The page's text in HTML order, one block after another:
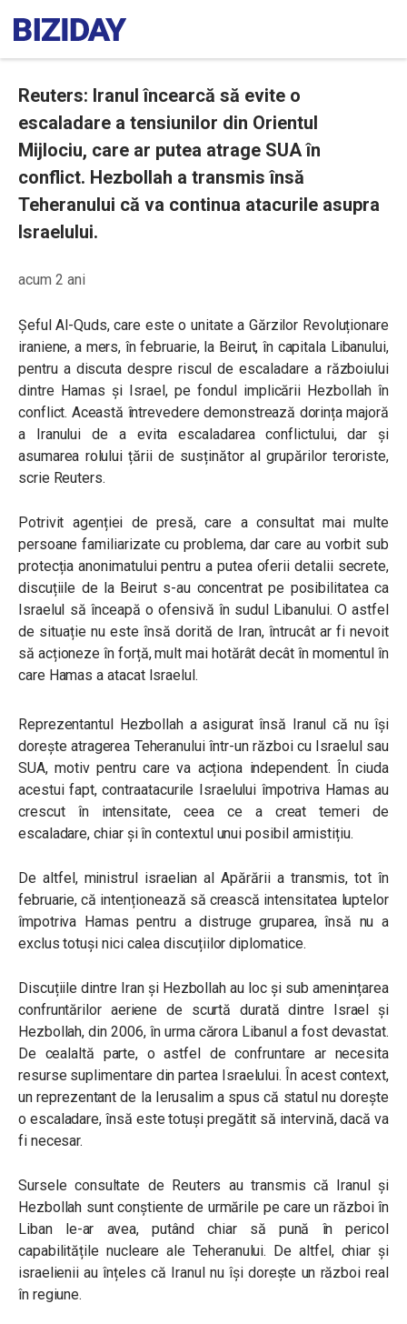
Reuters: Iranul încearcă să evite o
escaladare a tensiunilor din Orientul
Mijlociu, care ar putea atrage SUA în
conflict. Hezbollah a transmis însă
Teheranului că va continua atacurile asupra
Israelului.
acum 2 ani
Șeful Al-Quds, care este o unitate a Gărzilor Revoluționare
iraniene, a mers, în februarie, la Beirut, în capitala Libanului,
pentru a discuta despre riscul de escaladare a războiului
dintre Hamas și Israel, pe fondul implicării Hezbollah în
conflict. Această întrevedere demonstrează dorința majoră
a Iranului de a evita escaladarea conflictului, dar și
asumarea rolului țării de susținător al grupărilor teroriste,
scrie Reuters.
Potrivit agenției de presă, care a consultat mai multe
persoane familiarizate cu problema, dar care au vorbit sub
protecția anonimatului pentru a putea oferii detalii secrete,
discuțiile de la Beirut s-au concentrat pe posibilitatea ca
Israelul să înceapă o ofensivă în sudul Libanului. O astfel
de situație nu este însă dorită de Iran, întrucât ar fi nevoit
să acționeze în forță, mult mai hotărât decât în momentul în
care Hamas a atacat Israelul.
Reprezentantul Hezbollah a asigurat însă Iranul că nu își
dorește atragerea Teheranului într-un război cu Israelul sau
SUA, motiv pentru care va acționa independent. În ciuda
acestui fapt, contraatacurile Israelului împotriva Hamas au
crescut în intensitate, ceea ce a creat temeri de
escaladare, chiar și în contextul unui posibil armistițiu.
De altfel, ministrul israelian al Apărării a transmis, tot în
februarie, că intenționează să crească intensitatea luptelor
împotriva Hamas pentru a distruge gruparea, însă nu a
exclus totuși nici calea discuțiilor diplomatice.
Discuțiile dintre Iran și Hezbollah au loc și sub amenințarea
confruntărilor aeriene de scurtă durată dintre Israel și
Hezbollah, din 2006, în urma cărora Libanul a fost devastat.
De cealaltă parte, o astfel de confruntare ar necesita
resurse suplimentare din partea Israelului. În acest context,
un reprezentant de la Ierusalim a spus că statul nu dorește
o escaladare, însă este totuși pregătit să intervină, dacă va
fi necesar.
Sursele consultate de Reuters au transmis că Iranul și
Hezbollah sunt conștiente de urmările pe care un război în
Liban le-ar avea, putând chiar să pună în pericol
capabilitățile nucleare ale Teheranului. De altfel, chiar și
israelienii au înțeles că Iranul nu își dorește un război real
în regiune.